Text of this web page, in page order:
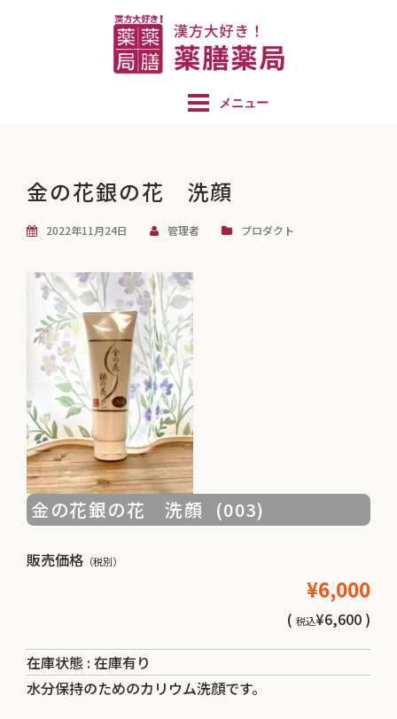
金の花銀の花 洗顔
2022年11月24日 管理者 プロダクト
金の花銀の花 洗顔 (003)
販売価格 （税別）
¥6,000
( 税込¥6,600 )
在庫状態 : 在庫有り
水分保持のためのカリウム洗顔です。